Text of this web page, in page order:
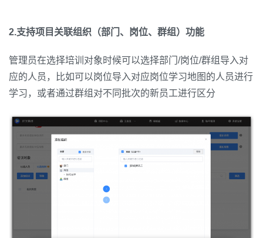
2.支持项目关联组织（部门、岗位、群组）功能
管理员在选择培训对象时候可以选择部门/岗位/群组导入对
应的人员，比如可以岗位导入对应岗位学习地图的人员进行
学习，或者通过群组对不同批次的新员工进行区分